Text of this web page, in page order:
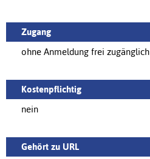
Zugang
ohne Anmeldung frei zugänglich
Kostenpflichtig
nein
Gehört zu URL